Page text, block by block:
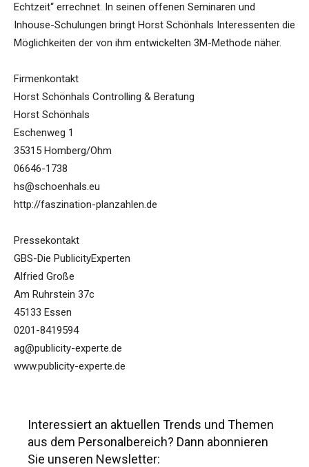
Echtzeit“ errechnet. In seinen offenen Seminaren und
Inhouse-Schulungen bringt Horst Schönhals Interessenten die
Möglichkeiten der von ihm entwickelten 3M-Methode näher.
Firmenkontakt
Horst Schönhals Controlling & Beratung
Horst Schönhals
Eschenweg 1
35315 Homberg/Ohm
06646-1738
hs@schoenhals.eu
http://faszination-planzahlen.de
Pressekontakt
GBS-Die PublicityExperten
Alfried Große
Am Ruhrstein 37c
45133 Essen
0201-8419594
ag@publicity-experte.de
www.publicity-experte.de
Interessiert an aktuellen Trends und Themen
aus dem Personalbereich? Dann abonnieren
Sie unseren Newsletter: